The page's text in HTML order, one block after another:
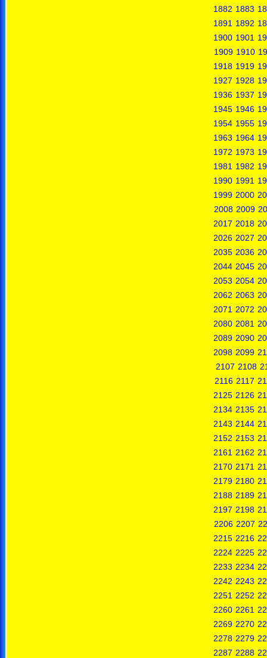
1882 1883
1891 1892
1900 1901
1909 1910
1918 1919
1927 1928
1936 1937
1945 1946
1954 1955
1963 1964
1972 1973
1981 1982
1990 1991
1999 2000
2008 2009
2017 2018
2026 2027
2035 2036
2044 2045
2053 2054
2062 2063
2071 2072
2080 2081
2089 2090
2098 2099
2107 2108
2116 2117
2125 2126
2134 2135
2143 2144
2152 2153
2161 2162
2170 2171
2179 2180
2188 2189
2197 2198
2206 2207
2215 2216
2224 2225
2233 2234
2242 2243
2251 2252
2260 2261
2269 2270
2278 2279
2287 2288